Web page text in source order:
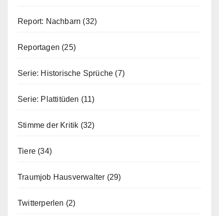
Report: Nachbarn (32)
Reportagen (25)
Serie: Historische Sprüche (7)
Serie: Plattitüden (11)
Stimme der Kritik (32)
Tiere (34)
Traumjob Hausverwalter (29)
Twitterperlen (2)